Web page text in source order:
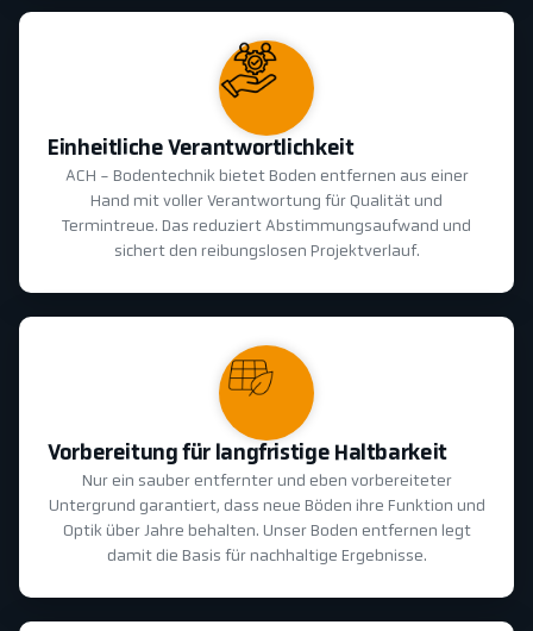
Einheitliche Verantwortlichkeit
ACH - Bodentechnik bietet Boden entfernen aus einer
Hand mit voller Verantwortung für Qualität und
Termintreue. Das reduziert Abstimmungsaufwand und
sichert den reibungslosen Projektverlauf.
Vorbereitung für langfristige Haltbarkeit
Nur ein sauber entfernter und eben vorbereiteter
Untergrund garantiert, dass neue Böden ihre Funktion und
Optik über Jahre behalten. Unser Boden entfernen legt
damit die Basis für nachhaltige Ergebnisse.